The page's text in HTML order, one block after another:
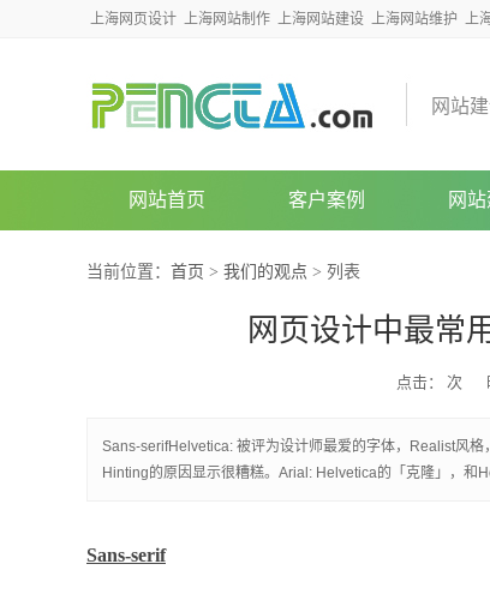
上海网页设计 上海网站制作 上海网站建设 上海网站维护 上
网 站建
网站首页 客户案例 网
当前位置： 首页 > 我们的观点 > 列表
网页设计中最常
点击： 次
Sans-serifHelvetica: 被评为设计师最爱的字体，Realist风
Hinting的原因显示很糟糕。Arial: Helvetica的「克隆」，和
Sans-serif